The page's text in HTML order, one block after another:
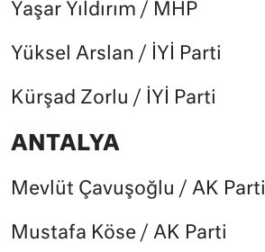
Yaşar Yıldırım / MHP
Yüksel Arslan / İYİ Parti
Kürşad Zorlu / İYİ Parti
ANTALYA
Mevlüt Çavuşoğlu / AK Parti
Mustafa Köse / AK Parti